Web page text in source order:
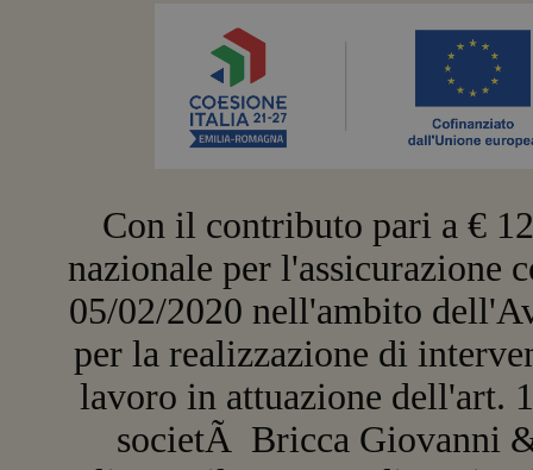
Con il contributo pari a €
nazionale per
05/02/2020 nell'ambito
per la realizzazione di
lavoro in attuazione dell'art.
societÃ Bricca Giovanni